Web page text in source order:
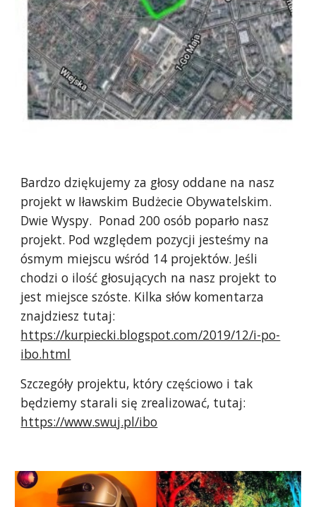
Bardzo dziękujemy za głosy oddane na nasz
projekt w Iławskim Budżecie Obywatelskim.
Dwie Wyspy. Ponad 200 osób poparło nasz
projekt. Pod względem pozycji jesteśmy na
ósmym miejscu wśród 14 projektów. Jeśli
chodzi o ilość głosujących na nasz projekt to
jest miejsce szóste. Kilka słów komentarza
znajdziesz tutaj:
https://kurpiecki.blogspot.com/2019/12/i-po-
ibo.html
Szczegóły projektu, który częściowo i tak
będziemy starali się zrealizować, tutaj:
https://www.swuj.pl/ibo